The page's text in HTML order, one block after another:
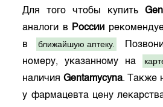
Для того чтобы купить
аналоги в
России
в
ближайшую аптеку.
номеру, указанному на
наличия Gentamycyna. Также
у фармацевта цену